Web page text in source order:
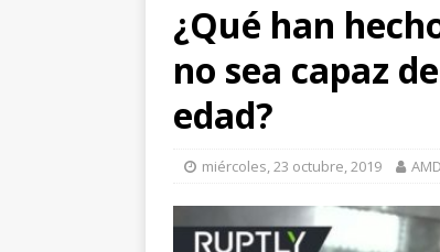
¿Qué han
no sea capaz
edad?
miércoles, 23 octubre, 2019